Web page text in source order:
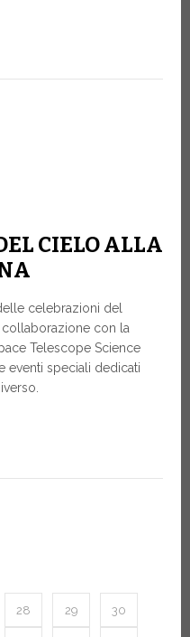
CIELO ALLA
celebrazioni del
collaborazione con la
Telescope Science
eventi speciali dedicati
28 29 30